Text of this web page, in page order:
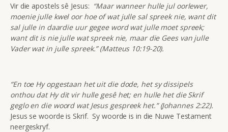
Vir die apostels sê Jesus: “Maar wanneer hulle jul oorlewer,
moenie julle kwel oor hoe of wat julle sal spreek nie, want dit
sal julle in daardie uur gegee word wat julle moet spreek;
want dit is nie julle wat spreek nie, maar die Gees van julle
Vader wat in julle spreek.” (Matteus 10:19-20).
“En toe Hy opgestaan het uit die dode, het sy dissipels
onthou dat Hy dit vir hulle gesê het; en hulle het die Skrif
geglo en die woord wat Jesus gespreek het.” (Johannes 2:22).
Jesus se woorde is Skrif. Sy woorde is in die Nuwe Testament
neergeskryf.